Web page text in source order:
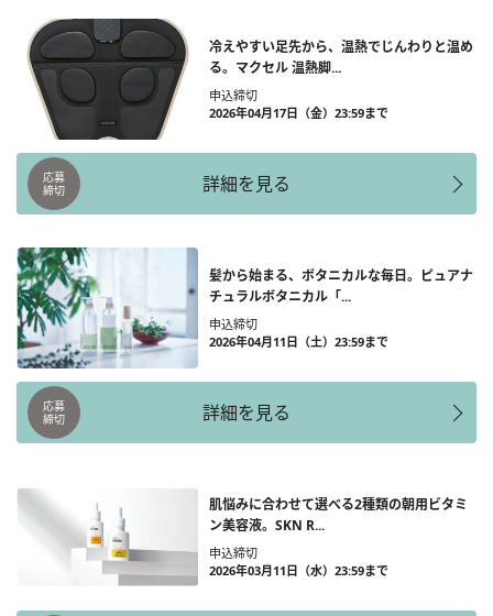
冷えやすい足先から、温熱でじんわりと温め
る。マクセル 温熱脚...
申込締切
2026年04月17日（金）23:59まで
詳細を見る
応募
締切
髪から始まる、ボタニカルな毎日。ピュアナ
チュラルボタニカル「...
申込締切
2026年04月11日（土）23:59まで
詳細を見る
応募
締切
肌悩みに合わせて選べる2種類の朝用ビタミ
ン美容液。SKN R...
申込締切
2026年03月11日（水）23:59まで